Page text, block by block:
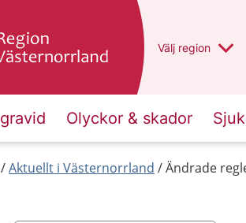
Du har valt region
Välj en annan
region
Olyckor & skador
Aktuellt i Västernorrland Ändrade